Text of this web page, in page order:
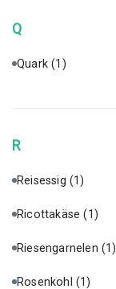
Q
Quark(1)
R
Reisessig (1)
Ricottakäse(1)
Riesengarnelen (1)
Rosenkohl (1)